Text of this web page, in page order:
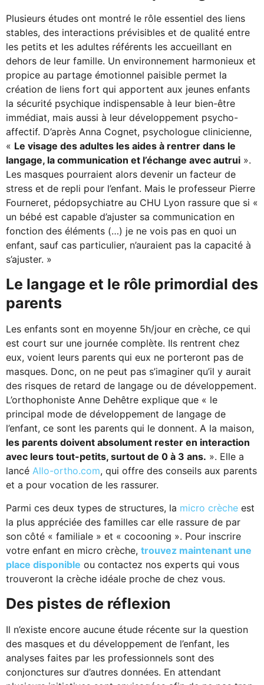
Plusieurs études ont montré le rôle essentiel des liens
stables, des interactions prévisibles et de qualité entre
les petits et les adultes référents les accueillant en
dehors de leur famille. Un environnement harmonieux et
propice au partage émotionnel paisible permet la
création de liens fort qui apportent aux jeunes enfants
la sécurité psychique indispensable à leur bien-être
immédiat, mais aussi à leur développement psycho-
affectif. D’après Anna Cognet, psychologue clinicienne,
« Le visage des adultes les aides à rentrer dans le
langage, la communication et l’échange avec autrui ».
Les masques pourraient alors devenir un facteur de
stress et de repli pour l’enfant. Mais le professeur Pierre
Fourneret, pédopsychiatre au CHU Lyon rassure que si «
un bébé est capable d’ajuster sa communication en
fonction des éléments (…) je ne vois pas en quoi un
enfant, sauf cas particulier, n’auraient pas la capacité à
s’ajuster. »
Le langage et le rôle primordial des
parents
Les enfants sont en moyenne 5h/jour en crèche, ce qui
est court sur une journée complète. Ils rentrent chez
eux, voient leurs parents qui eux ne porteront pas de
masques. Donc, on ne peut pas s’imaginer qu’il y aurait
des risques de retard de langage ou de développement.
L’orthophoniste Anne Dehêtre explique que « le
principal mode de développement de langage de
l’enfant, ce sont les parents qui le donnent. A la maison,
les parents doivent absolument rester en interaction
avec leurs tout-petits, surtout de 0 à 3 ans. ». Elle a
lancé Allo-ortho.com, qui offre des conseils aux parents
et a pour vocation de les rassurer.
Parmi ces deux types de structures, la micro crèche est
la plus appréciée des familles car elle rassure de par
son côté « familiale » et « cocooning ». Pour inscrire
votre enfant en micro crèche, trouvez maintenant une
place disponible ou contactez nos experts qui vous
trouveront la crèche idéale proche de chez vous.
Des pistes de réflexion
Il n’existe encore aucune étude récente sur la question
des masques et du développement de l’enfant, les
analyses faites par les professionnels sont des
conjonctures sur d’autres données. En attendant